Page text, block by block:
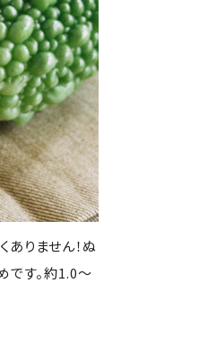
ありません！ぬ
です。約1.0〜